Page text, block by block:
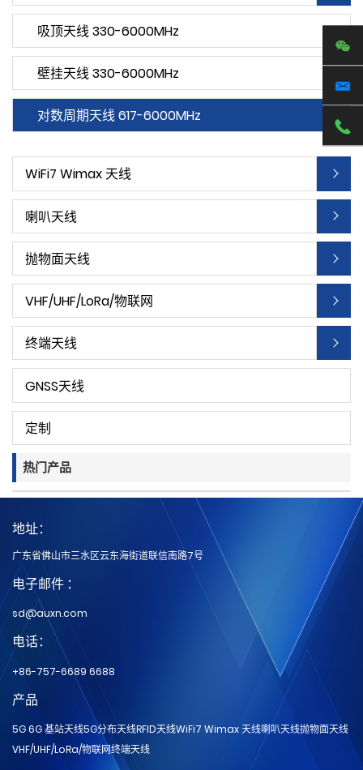
吸顶天线 330-6000MHz
壁挂天线 330-6000MHz
对数周期天线 617-6000MHz
WiFi7 Wimax 天线
喇叭天线
抛物面天线
VHF/UHF/LoRa/物联网
终端天线
GNSS天线
定制
热门产品
地址：
广东省佛山市三水区云东海街道联信南路7号
电子邮件 ：
sd@auxn.com
电话：
+86-757-6689 6688
产品
5G 6G 基站天线5G分布天线RFID天线WiFi7 Wimax 天线喇叭天线抛物面天线
VHF/UHF/LoRa/物联网终端天线